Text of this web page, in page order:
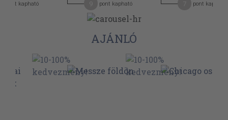
pont kapható pont kapható pont kapható
AJÁNLÓ